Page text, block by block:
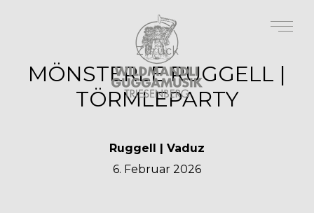
Zurück
MÖNSTERLE RUGGELL |
TÖRMLEPARTY
Ruggell | Vaduz
6. Februar 2026